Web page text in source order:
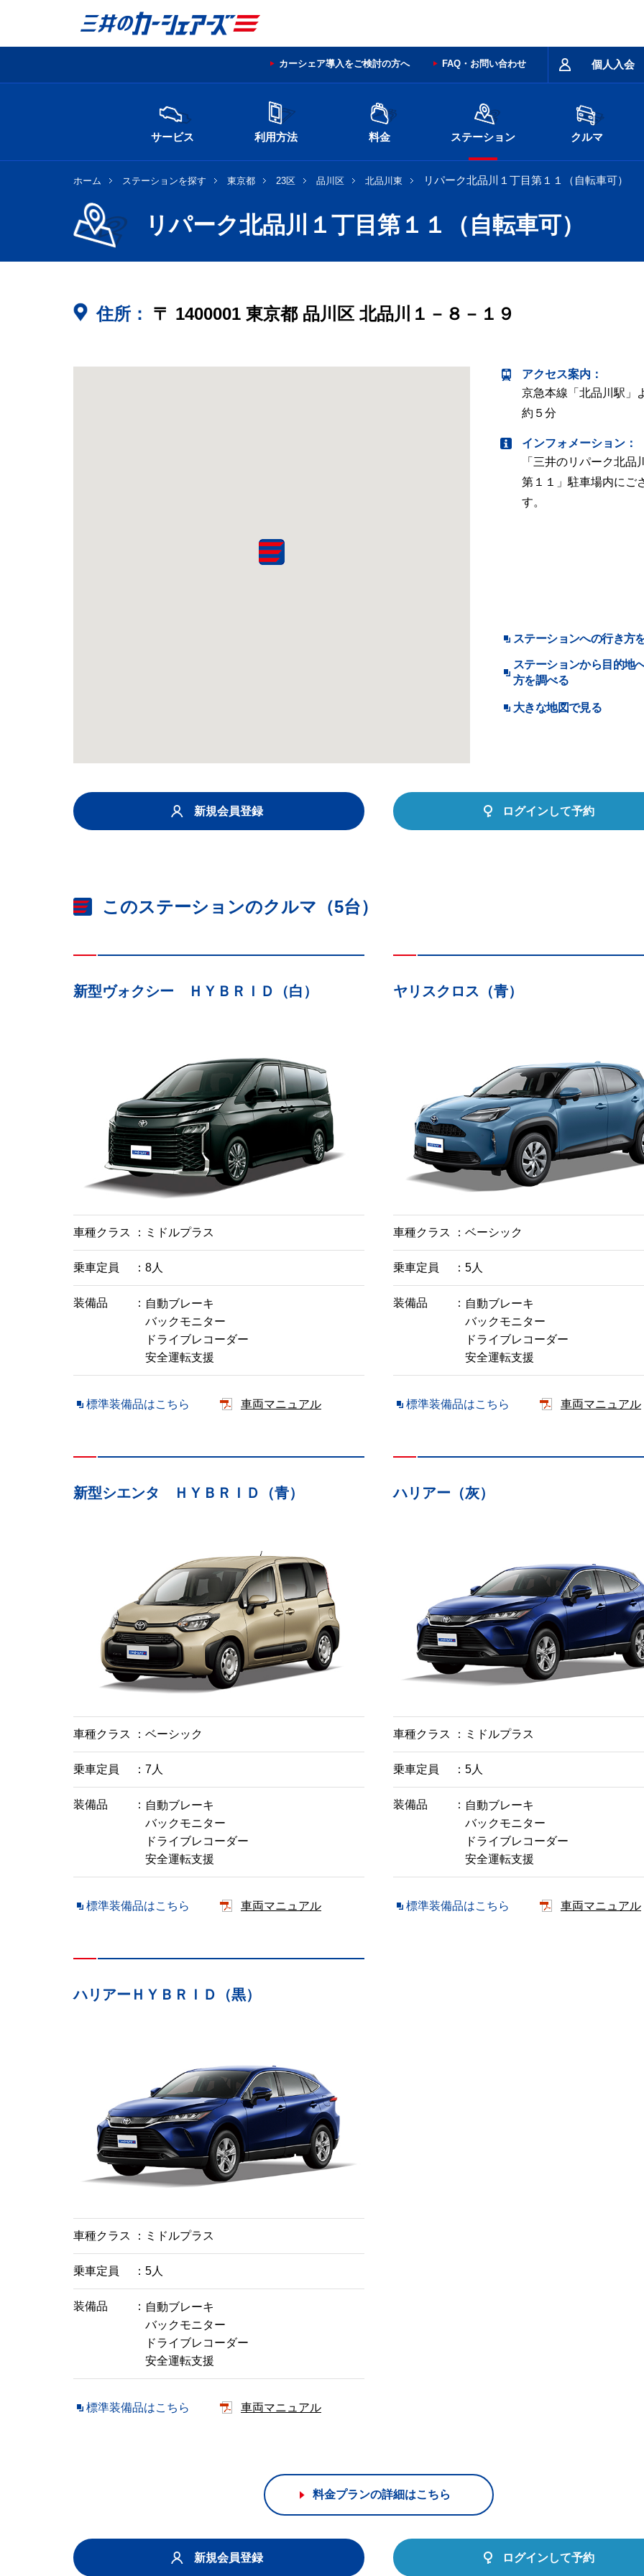
個人入会
カーシェア導入をご検討の方へ FAQ・お問い合わせ
サービス 利用方法 料金 ステーション クルマ
ホーム ステーションを探す 東京都 23区 品川区 北品川東 リパーク北品川１丁目第１１（自転車可）
リパーク北品川１丁目第１１（自転車可）
住所： 〒 1400001 東京都 品川区 北品川１－８－１９
アクセス案内 ：
京急本線「北品川駅」
約５分
インフォメーション：
「三井のリパーク北品
第１１」駐車場内にご
す。
ステーションへの行き方
ステーションから目的地
方を調べる
大きな地図で見る
新規会員登録 ログインして予約
このステーションのクルマ（5台）
新型ヴォクシー ＨＹＢＲＩＤ（白）
車種クラス ミドルプラス
乗車定員 8人
装備品
自動ブレーキ
バックモニター
ドライブレコーダー
安全運転支援
標準装備品はこちら 車両マニュアル
ヤリスクロス（青）
車種クラス ベーシック
乗車定員 5人
装備品
自動ブレーキ
バックモニター
ドライブレコーダー
安全運転支援
標準装備品はこちら 車両マニュアル
新型シエンタ ＨＹＢＲＩＤ（青）
車種クラス ベーシック
乗車定員 7人
装備品
自動ブレーキ
バックモニター
ドライブレコーダー
安全運転支援
標準装備品はこちら 車両マニュアル
ハリアー（灰）
車種クラス ミドルプラス
乗車定員 5人
装備品
自動ブレーキ
バックモニター
ドライブレコーダー
安全運転支援
標準装備品はこちら 車両マニュアル
ハリアーＨＹＢＲＩＤ（黒）
車種クラス ミドルプラス
乗車定員 5人
装備品
自動ブレーキ
バックモニター
ドライブレコーダー
安全運転支援
標準装備品はこちら 車両マニュアル
料金プランの詳細はこちら
新規会員登録 ログインして予約